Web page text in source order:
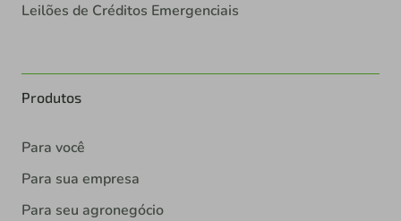
Leilões de Créditos Emergenciais
Produtos
Para você
Para sua empresa
Para seu agronegócio